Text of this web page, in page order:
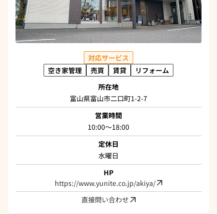
対応サービス
空き家管理
売買 賃貸
リフォーム
所在地
富山県富山市二口町1-2-7
営業時間
10:00～18:00
定休日
水曜日
HP
https://www.yunite.co.jp/akiya/
直接問い合わせ